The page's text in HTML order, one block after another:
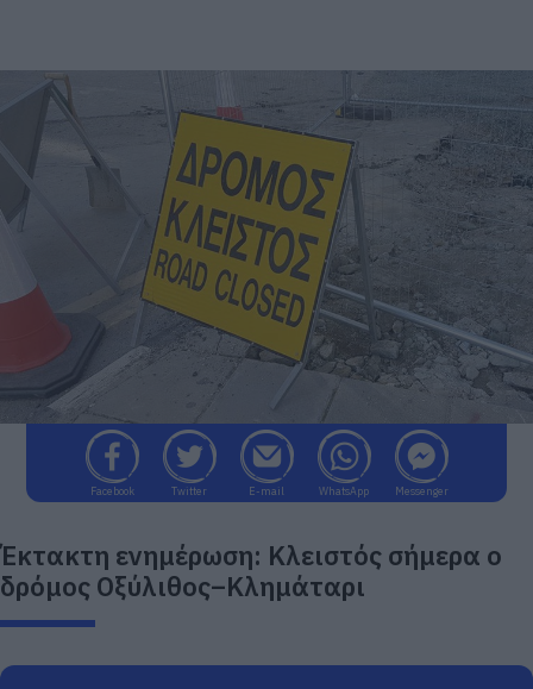
Facebook Twitter E-mail WhatsApp Messenger
Έκτακτη ενημέρωση: Κλειστός σήμερα ο
δρόμος Οξύλιθος–Κλημάταρι